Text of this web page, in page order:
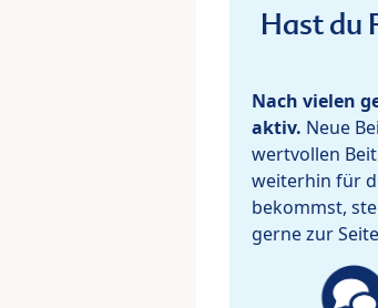
Hast du
Nach vielen
aktiv. Neue
wertvollen
weiterhin für
bekommst,
gerne zur